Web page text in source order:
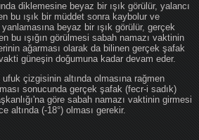
diklemesine beyaz bir ışık görülür, yalancı
bu ışık bir müddet sonra kaybolur ve
beyaz bir ışık görülür, gerçek
bu ışığın görülmesi sabah namazı vaktinin
ağarması olarak da bilinen gerçek şafak
güneşin doğumuna kadar devam eder.
çizgisinin altında olmasına rağmen
sonucunda gerçek şafak (fecr-i sadık)
göre sabah namazı vaktinin girmesi
altında (-18°) olması gerekir.